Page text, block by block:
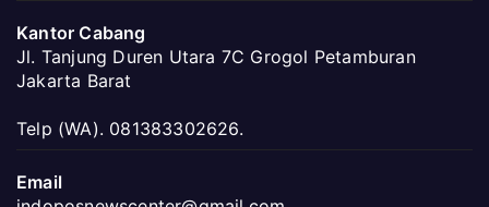
Kantor Cabang
Jl. Tanjung Duren Utara 7C Grogol Petamburan
Jakarta Barat
Telp (WA). 081383302626.
Email